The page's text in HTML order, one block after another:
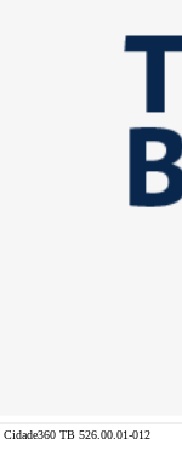
Cidade360 TB 526.00.01-012